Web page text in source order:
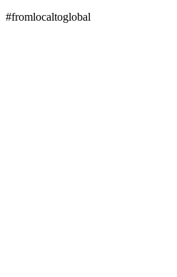
#fromlocaltoglobal